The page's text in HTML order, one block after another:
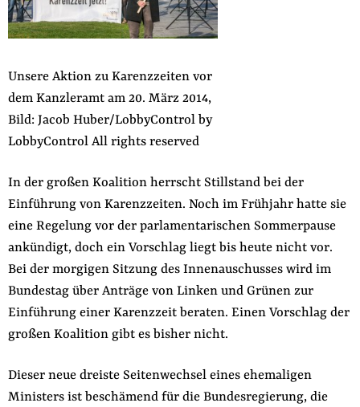
Unsere Aktion zu Karenzzeiten vor
dem Kanzleramt am 20. März 2014,
Bild: Jacob Huber/LobbyControlby
LobbyControl All rights reserved
In der großen Koalition herrscht Stillstand bei der
Einführung von Karenzzeiten. Noch im Frühjahr hatte sie
eine Regelung vor der parlamentarischen Sommerpause
ankündigt, doch ein Vorschlag liegt bis heute nicht vor.
Bei der morgigen Sitzung des Innenauschusses wird im
Bundestag über Anträge von Linken und Grünen zur
Einführung einer Karenzzeit beraten. Einen Vorschlag der
großen Koalition gibt es bisher nicht.
Dieser neue dreiste Seitenwechsel eines ehemaligen
Ministers ist beschämend für die Bundesregierung, die